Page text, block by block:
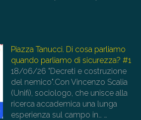
Piazza Tanucci. Di cosa parliamo
quando parliamo di sicurezza? #1
18/06/26 "Decreti e costruzione
del nemico".Con Vincenzo Scalia
(Unifi), sociologo, che unisce alla
ricerca accademica una lunga
esperienza sul campo in… …